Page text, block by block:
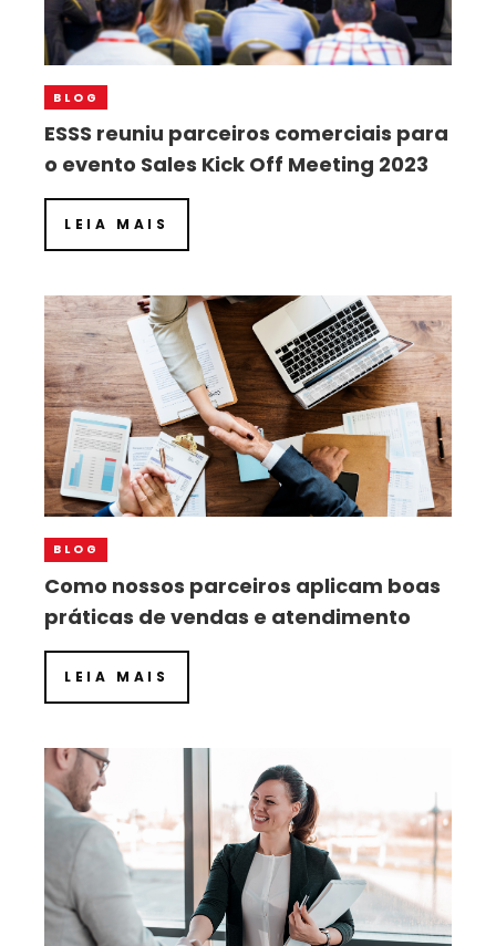
BLOG
ESSS reuniu parceiros comerciais para
o evento Sales Kick Off Meeting 2023
LEIA MAIS
BLOG
Como nossos parceiros aplicam boas
práticas de vendas e atendimento
LEIA MAIS